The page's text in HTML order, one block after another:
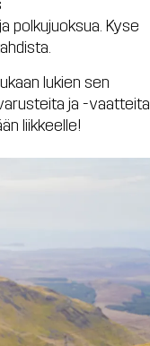
polkujuoksua. Kyse
lukien sen
ja -vaatteita
liikkeelle!